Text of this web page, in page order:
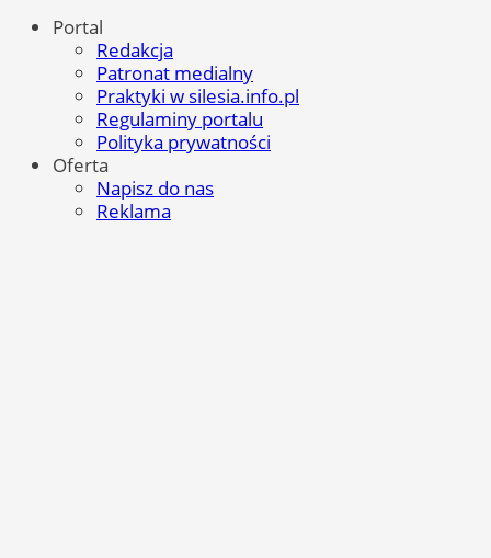
Portal
Redakcja
Patronat medialny
Praktyki w silesia.info.pl
Regulaminy portalu
Polityka prywatności
Oferta
Napisz do nas
Reklama